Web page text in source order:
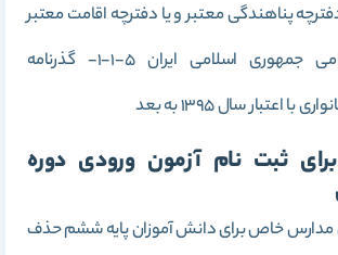
4-1-1- دفترچه پناهندگی معتبر و یا دفترچه اقامت معتبر
از نیروی انتظامی جمهوری اسلامی ایران 5-1-1- گذرنامه
اعتبار سال 1395 به بعد
ثبت نام آزمون ورودی دوره
آزمون مدارس خاص برای دانش آموزان پایه ششم حذف